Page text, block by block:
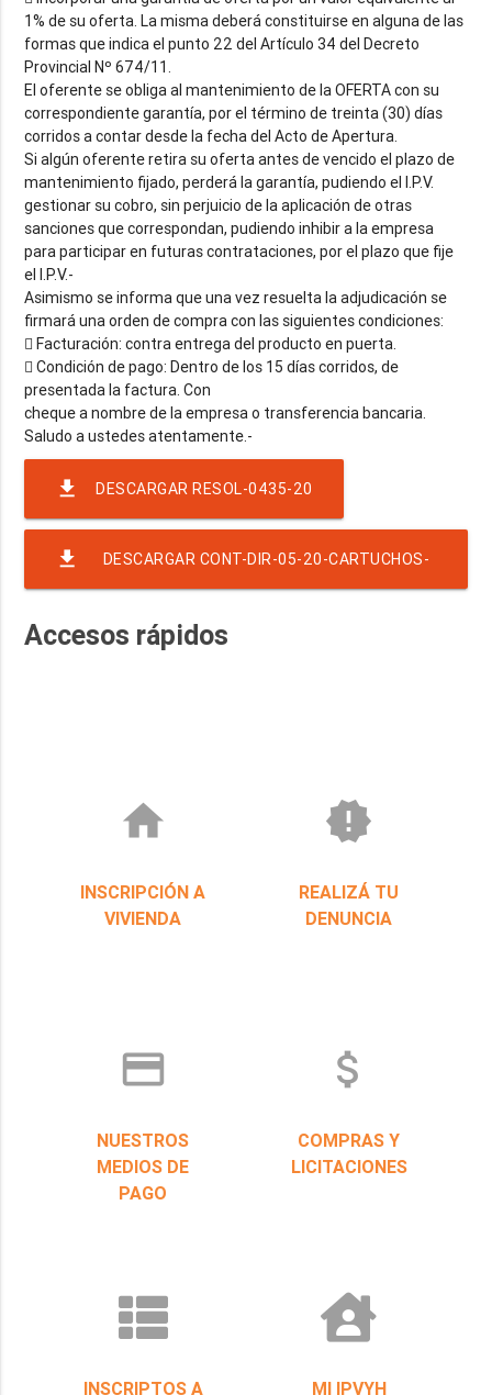
1% de su oferta. La misma deberá constituirse en alguna de las
formas que indica el punto 22 del Artículo 34 del Decreto
Provincial Nº 674/11.
El oferente se obliga al mantenimiento de la OFERTA con su
correspondiente garantía, por el término de treinta (30) días
corridos a contar desde la fecha del Acto de Apertura.
Si algún oferente retira su oferta antes de vencido el plazo de
mantenimiento fijado, perderá la garantía, pudiendo el I.P.V.
gestionar su cobro, sin perjuicio de la aplicación de otras
sanciones que correspondan, pudiendo inhibir a la empresa
para participar en futuras contrataciones, por el plazo que fije
el I.P.V.-
Asimismo se informa que una vez resuelta la adjudicación se
firmará una orden de compra con las siguientes condiciones:
 Facturación: contra entrega del producto en puerta.
 Condición de pago: Dentro de los 15 días corridos, de
presentada la factura. Con
cheque a nombre de la empresa o transferencia bancaria.
file_download DESCARGAR RESOL-0435-20
file_download DESCARGAR CONT-DIR-05-20-CARTUCHOS-
Accesos rápidos
home
INSCRIPCIÓN A
VIVIENDA
new_releases
REALIZÁ TU
DENUNCIA
credit_card
NUESTROS
MEDIOS DE
PAGO
attach_money
COMPRAS Y
LICITACIONES
INSCRIPTOS A
MI IPVYH